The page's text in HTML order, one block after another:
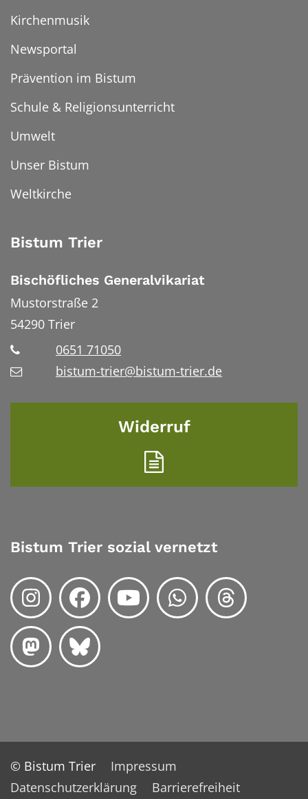
Kirchenmusik
Newsportal
Prävention im Bistum
Schule & Religionsunterricht
Umwelt
Unser Bistum
Weltkirche
Bistum Trier
Bischöfliches Generalvikariat
Mustorstraße 2
54290 Trier
0651 71050
bistum-trier@bistum-trier.de
Widerruf
Bistum Trier sozial vernetzt
© Bistum Trier
Impressum
Datenschutzerklärung
Barrierefreiheit